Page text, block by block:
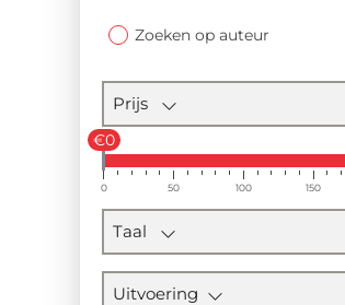
Zoeken op auteur
Prijs
€0
0 50 100 150
Taal
Uitvoering